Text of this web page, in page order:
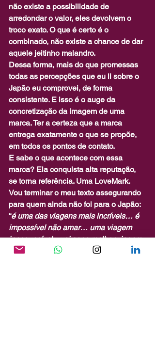
não existe a possibilidade de
arredondar o valor, eles devolvem o
troco exato. O que é certo é o
combinado, não existe a chance de dar
aquele jeitinho malandro.
Dessa forma, mais do que promessas
todas as percepções que eu li sobre o
Japão eu comprovei, de forma
consistente. E isso é o auge da
concretização da imagem de uma
marca. Ter a certeza que a marca
entrega exatamente o que se propõe,
em todos os pontos de contato.
E sabe o que acontece com essa
marca? Ela conquista alta reputação,
se torna referência. Uma LoveMark.
Vou terminar o meu texto assegurando
para quem ainda não foi para o Japão:
“é uma das viagens mais incríveis… é
impossível não amar… uma viagem
inesquecível... vai ser a melhor viagem
da sua vida.